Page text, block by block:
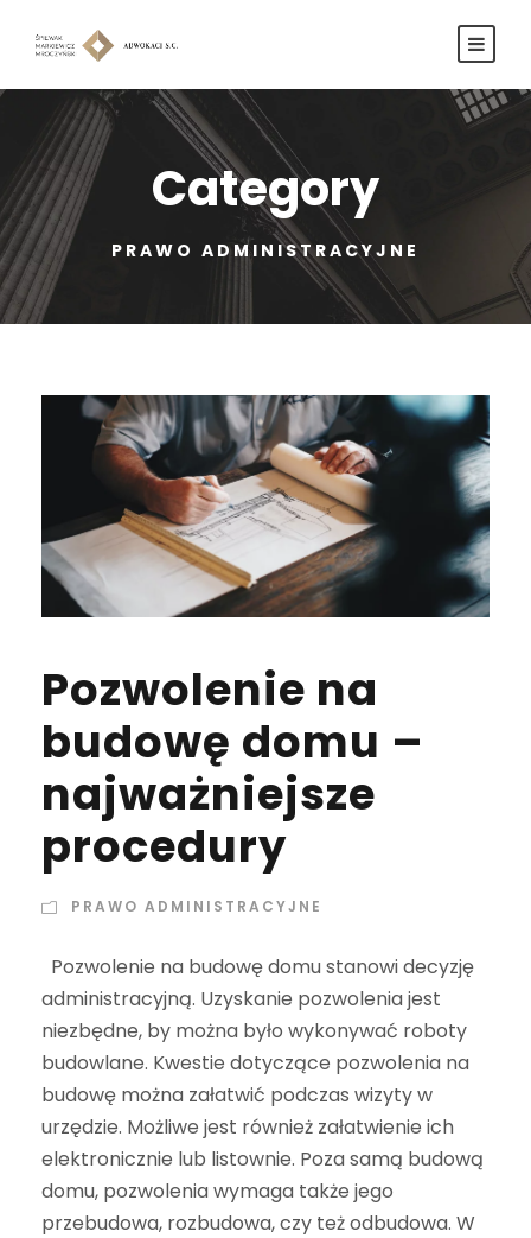
Category
PRAWO ADMINISTRACYJNE
Pozwolenie na
budowę domu –
najważniejsze
procedury
PRAWO ADMINISTRACYJNE
Pozwolenie na budowę domu stanowi decyzję
administracyjną. Uzyskanie pozwolenia jest
niezbędne, by można było wykonywać roboty
budowlane. Kwestie dotyczące pozwolenia na
budowę można załatwić podczas wizyty w
urzędzie. Możliwe jest również załatwienie ich
elektronicznie lub listownie. Poza samą budową
domu, pozwolenia wymaga także jego
przebudowa, rozbudowa, czy też odbudowa. W